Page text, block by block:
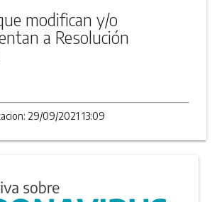
modifican y/o
a Resolución
29/09/2021 13:09